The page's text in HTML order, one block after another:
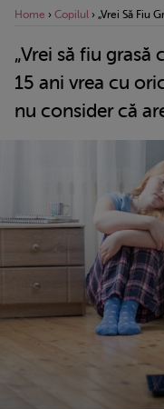
Home › Copilul › „Vrei Să Fiu
„Vrei să fiu
15 ani vrea cu
nu consider că